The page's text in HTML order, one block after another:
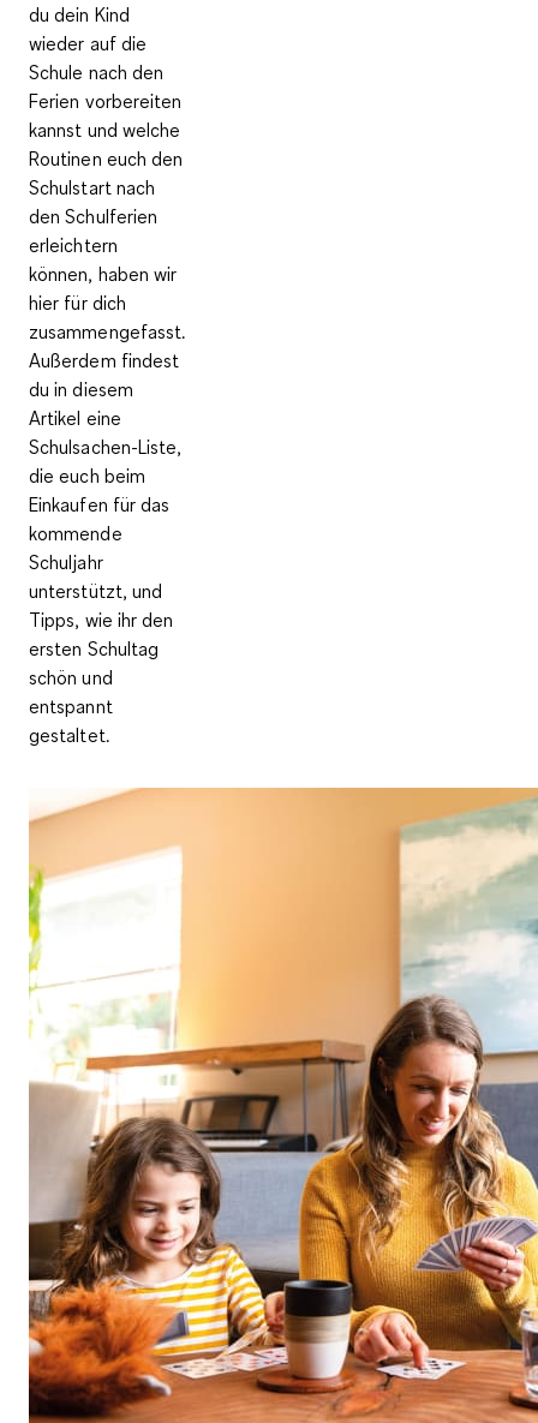
du dein Kind
wieder auf die
Schule nach den
Ferien vorbereiten
kannst und welche
Routinen euch den
Schulstart nach
den Schulferien
erleichtern
können, haben wir
hier für dich
zusammengefasst.
Außerdem findest
du in diesem
Artikel eine
Schulsachen-Liste,
die euch beim
Einkaufen für das
kommende
Schuljahr
unterstützt, und
Tipps, wie ihr den
ersten Schultag
schön und
entspannt
gestaltet.